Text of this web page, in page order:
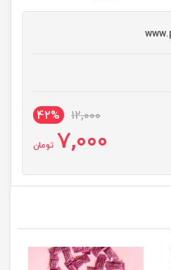
12,000
42%
7,000 تومان